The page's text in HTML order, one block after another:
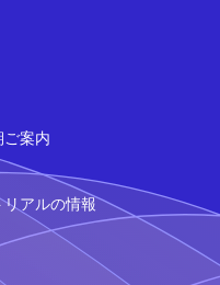
案内
リアルの情報